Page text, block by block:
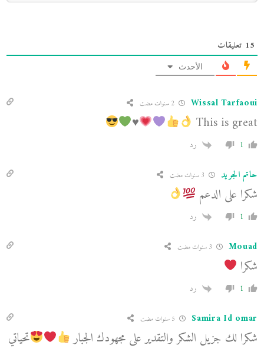
15 تعليقات
الأحدث
Wissal Tarfaoui
This is great
♥️
1 رد
حاتم الجريد
شكرا على الدعم
1 رد
Mouad
شكرا
1 رد
Samira Id omar
شكرا لك جزيل الشكر والتقدير على مجهودك الجبار تحياتي